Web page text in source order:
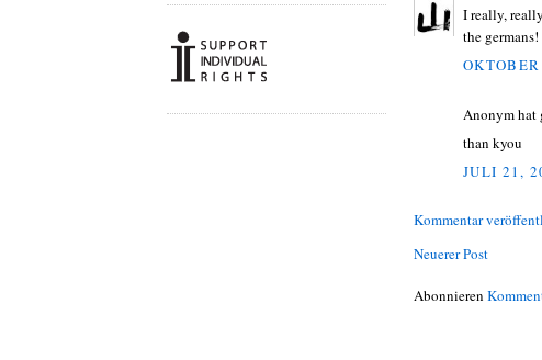
I really,
the
Anonym hat
than kyou
JULI 21,
Kommentar
Neuerer Post
Abonnieren